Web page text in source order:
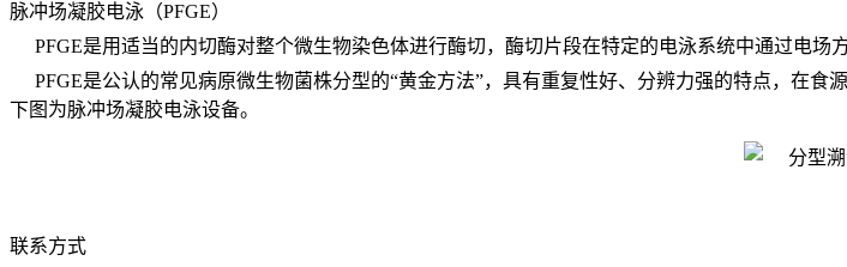
脉冲场凝胶电泳（PFGE）
PFGE是用适当的内切酶对整个微生物染色体进行酶切，酶切片段在特定的电泳系统中通过电场
PFGE是公认的常见病原微生物菌株分型的“黄金方法”，具有重复性好、分辨力强的特点，在
下图为脉冲场凝胶电泳设备。
联系方式